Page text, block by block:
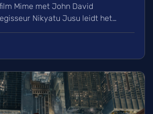
Mime met John David
Nikyatu Jusu leidt het
project. Ontdek ook het laatste
zoals Hit Man en
Club.